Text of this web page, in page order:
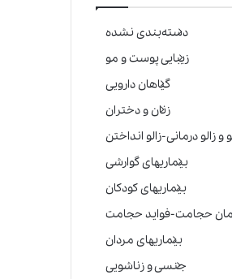
دسته‌بندی نشده
زیبایی پوست و مو
گیاهان دارویی
زنان و دختران
و زالو درمانی-زالو انداختن
بیماریهای گوارشی
بیماریهای کودکان
حجامت-فواید حجامت
بیماریهای مردان
جنسی و زناشویی